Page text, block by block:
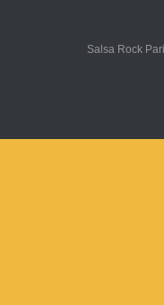
Salsa Rock